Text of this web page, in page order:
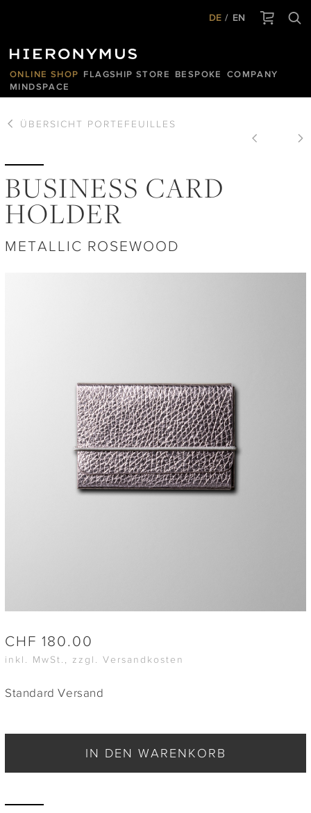
DE EN
ONLINE SHOP FLAGSHIP STORE BESPOKE
COMPANY
MINDSPACE
ÜBERSICHT PORTEFEUILLES
BUSINESS CARD
HOLDER
METALLIC ROSEWOOD
CHF 180.00
inkl. MwSt., zzgl. Versandkosten
Standard Versand
IN DEN WARENKORB